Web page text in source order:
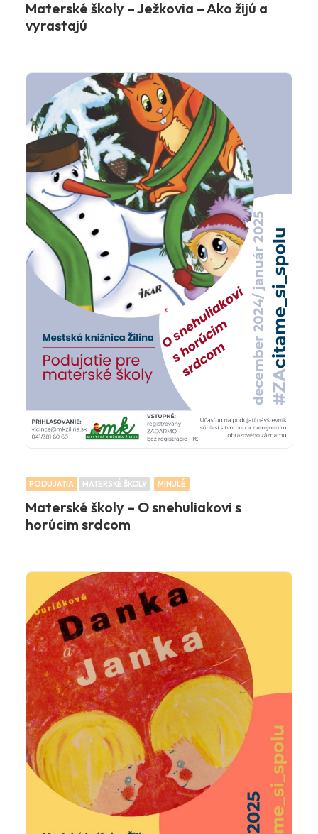
Materské školy – Ježkovia – Ako žijú a
vyrastajú
PODUJATIA MATERSKÉ ŠKOLY MINULÉ
Materské školy – O snehuliakovi s
horúcim srdcom